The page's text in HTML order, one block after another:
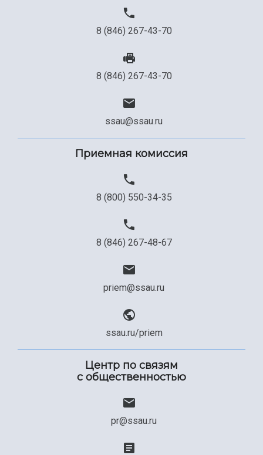
8 (846) 267-43-70
8 (846) 267-43-70
ssau@ssau.ru
Приемная комиссия
8 (800) 550-34-35
8 (846) 267-48-67
priem@ssau.ru
ssau.ru/priem
Центр по связям
с общественностью
pr@ssau.ru